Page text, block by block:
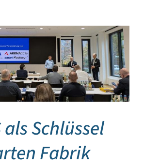
als Schlüssel
Fabrik